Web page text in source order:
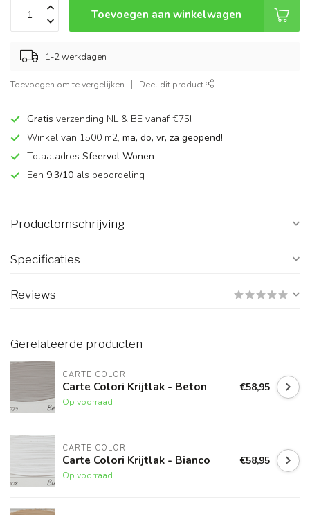
Toevoegen aan winkelwagen
1-2 werkdagen
Toevoegen om te vergelijken Deel dit product
Gratis verzending NL & BE vanaf €75!
Winkel van 1500 m2, ma, do, vr, za geopend!
Totaaladres Sfeervol Wonen
Een 9,3/10 als beoordeling
Productomschrijving
Specificaties
Reviews
Gerelateerde producten
CARTE COLORI
Carte Colori Krijtlak - Beton
Op voorraad
€58,95
CARTE COLORI
Carte Colori Krijtlak - Bianco
Op voorraad
€58,95